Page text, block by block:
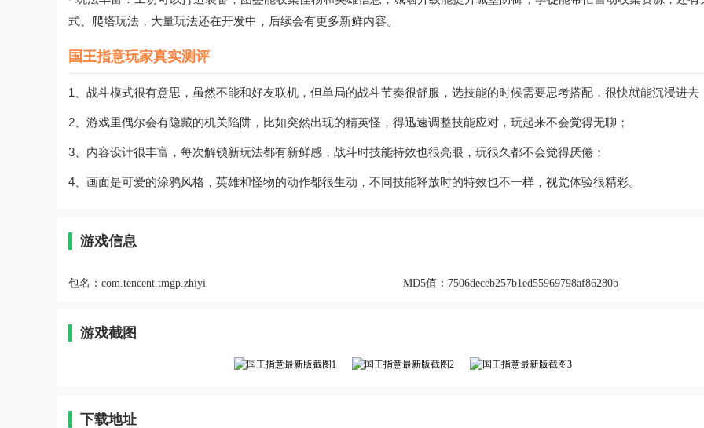
式、爬塔玩法，大量玩法还在开发中，后续会有更多新鲜内容。
国王指意玩家真实测评
1、战斗模式很有意思，虽然不能和好友联机，但单局的战斗节奏很舒服，选技能的时候需要思考搭配，很快就能沉浸进去
2、游戏里偶尔会有隐藏的机关陷阱，比如突然出现的精英怪，得迅速调整技能应对，玩起来不会觉得无聊；
3、内容设计很丰富，每次解锁新玩法都有新鲜感，战斗时技能特效也很亮眼，玩很久都不会觉得厌倦；
4、画面是可爱的涂鸦风格，英雄和怪物的动作都很生动，不同技能释放时的特效也不一样，视觉体验很精彩。
游戏信息
包名： com.tencent.tmgp.zhiyi MD5值： 7506deceb257b1ed55969798af86280b
游戏截图
下载地址